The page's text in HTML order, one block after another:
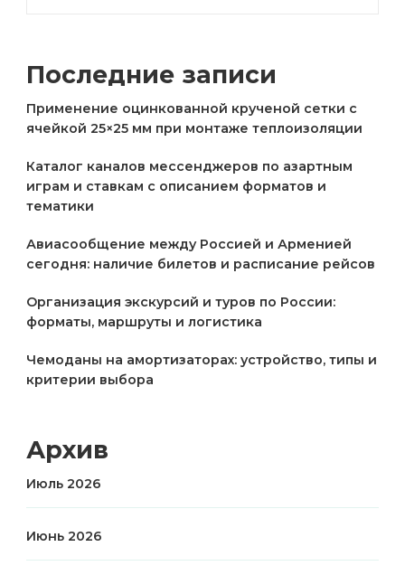
Последние записи
Применение оцинкованной крученой сетки с
ячейкой 25×25 мм при монтаже теплоизоляции
Каталог каналов мессенджеров по азартным
играм и ставкам с описанием форматов и
тематики
Авиасообщение между Россией и Арменией
сегодня: наличие билетов и расписание рейсов
Организация экскурсий и туров по России:
форматы, маршруты и логистика
Чемоданы на амортизаторах: устройство, типы и
критерии выбора
Архив
Июль 2026
Июнь 2026